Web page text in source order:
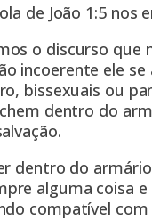
de João 1:5 nos
o discurso
incoerente ele
bissexuais ou
dentro do
dentro do
alguma coisa
compatível com